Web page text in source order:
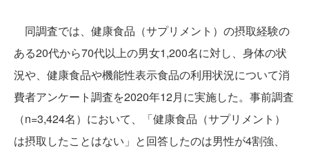
同調査では、健康食品（サプリメント）の摂取経験の
ある20代から70代以上の男女1,200名に対し、身体の状
況や、健康食品や機能性表示食品の利用状況について消
費者アンケート調査を2020年12月に実施した。事前調査
（n=3,424名）において、「健康食品（サプリメント）
は摂取したことはない」と回答したのは男性が4割強、